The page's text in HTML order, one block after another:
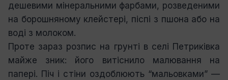
дешевими мінеральними фарбами, розведеними
на борошняному клейстері, піспі з пшона або на
воді з молоком.
Проте зараз розпис на грунті в селі Петриківка
майже зник: його витіснило малювання на
папері. Піч і стіни оздоблюють “мальовками” —